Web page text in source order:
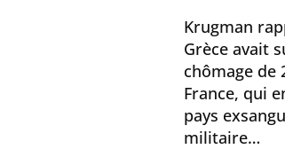
Krugman
Grèce avait
chômage de
France, qui
pays
militaire…